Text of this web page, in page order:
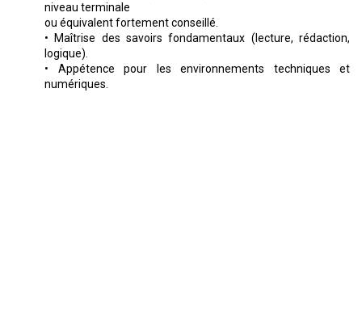
niveau terminale
ou équivalent fortement conseillé.
• Maîtrise des savoirs fondamentaux (lecture, rédaction,
logique).
• Appétence pour les environnements techniques et
numériques.